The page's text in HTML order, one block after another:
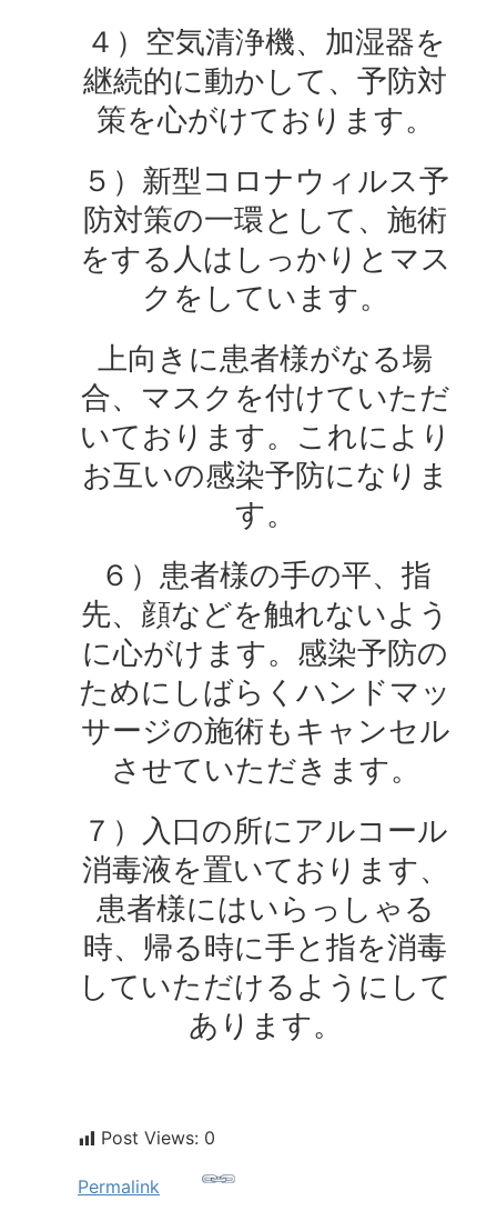
４）空気清浄機、加湿器を
継続的に動かして、予防対
策を心がけております。
５）新型コロナウィルス予
防対策の一環として、施術
をする人はしっかりとマス
クをしています。
上向きに患者様がなる場
合、マスクを付けていただ
いております。これにより
お互いの感染予防になりま
す。
６）患者様の手の平、指
先、顔などを触れないよう
に心がけます。感染予防の
ためにしばらくハンドマッ
サージの施術もキャンセル
させていただきます。
７）入口の所にアルコール
消毒液を置いております、
患者様にはいらっしゃる
時、帰る時に手と指を消毒
していただけるようにして
あります。
Post Views: 0
Permalink